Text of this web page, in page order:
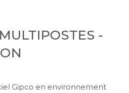
-
Gipco en environnement